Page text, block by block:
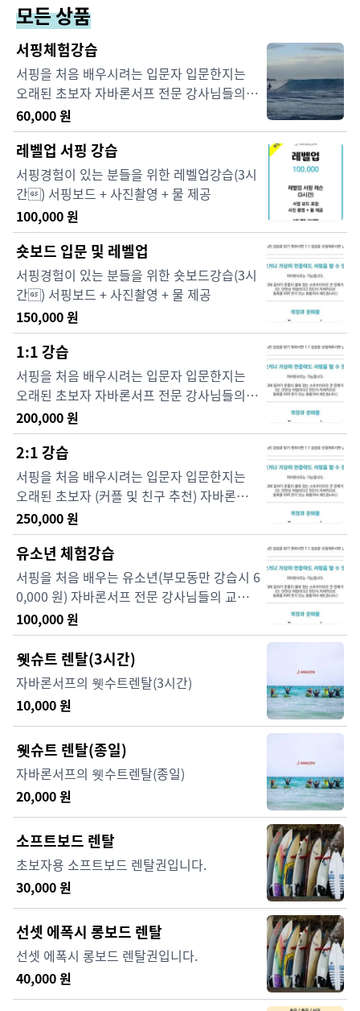
모든 상품
서핑체험강습
서핑을 처음 배우시려는 입문자 입문한지는
오래된 초보자 자바론서프 전문 강사님들의
교육으로 이론 및 기초 와 룰에 관하여 배우면
서 서핑이 얼마나 재미있고 즐거운 스포츠인
지 직접 체험하는 시간을 갖습니다.
60,000원
레벨업 서핑 강습
서핑경험이 있는 분들을 위한 레벨업강습(3시
간) 서핑보드 + 사진촬영 + 물 제공
100,000원
숏보드 입문 및 레벨업
서핑경험이 있는 분들을 위한 숏보드강습(3시
간) 서핑보드 + 사진촬영 + 물 제공
150,000원
1:1 강습
서핑을 처음 배우시려는 입문자 입문한지는
오래된 초보자 자바론서프 전문 강사님들의
교육으로 이론 및 기초 와 룰에 관하여 배우면
서 서핑이 얼마나 재미있고 즐거운 스포츠인
지 직접 체험하는 시간을 갖습니다.
200,000원
2:1 강습
서핑을 처음 배우시려는 입문자 입문한지는
오래된 초보자 (커플 및 친구 추천) 자바론서프
전문 강사님들의 교육으로 이론 및 기초 와 룰
에 관하여 배우면서 서핑이 얼마나 재미있고
즐거운 스포츠인지 직접 체험하는 시간을 갖
습니다.
250,000원
유소년 체험강습
서핑을 처음 배우는 유소년(부모동만 강습시 6
0,000 원) 자바론서프 전문 강사님들의 교육
으로 이론 및 기초 와 룰에 관하여 배우면서 서
핑이 얼마나 재미있고 즐거운 스포츠인지 직
접 체험하는 시간을 갖습니다.
100,000원
웻슈트 렌탈(3시간)
자바론서프의 웻수트렌탈(3시간)
10,000원
웻슈트 렌탈(종일)
자바론서프의 웻수트렌탈(종일)
20,000원
소프트보드 렌탈
초보자용 소프트보드 렌탈권입니다.
30,000원
선셋 에폭시 롱보드 렌탈
선셋 에폭시 롱보드 렌탈권입니다.
40,000원